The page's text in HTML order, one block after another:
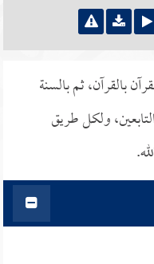
بالقرآن، ثم بالسنة
ولكل طريق